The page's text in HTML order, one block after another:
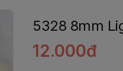
5328 8mm
12.000đ